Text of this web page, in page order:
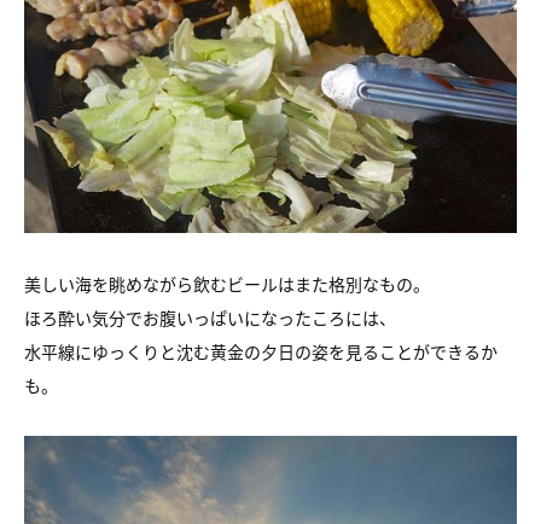
美しい海を眺めながら飲むビールはまた格別なもの。
ほろ酔い気分でお腹いっぱいになったころには、
水平線にゆっくりと沈む黄金の夕日の姿を見ることができるか
も。